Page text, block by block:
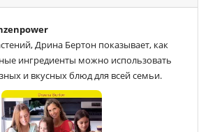
Дрина Бертон показывает, как
ингредиенты можно использовать
и вкусных блюд для всей семьи.